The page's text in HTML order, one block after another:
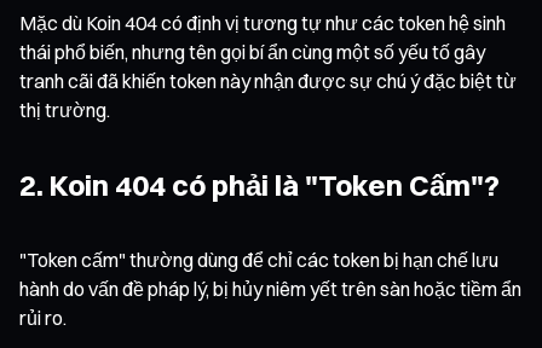
Mặc dù Koin 404 có định vị tương tự như các token hệ sinh
thái phổ biến, nhưng tên gọi bí ẩn cùng một số yếu tố gây
tranh cãi đã khiến token này nhận được sự chú ý đặc biệt từ
thị trường.
2. Koin 404 có phải là "Token Cấm"?
"Token cấm" thường dùng để chỉ các token bị hạn chế lưu
hành do vấn đề pháp lý, bị hủy niêm yết trên sàn hoặc tiềm ẩn
rủi ro.